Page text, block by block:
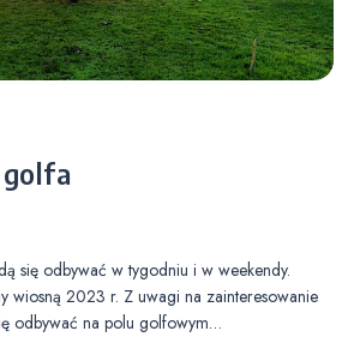
się odbywać w tygodniu i w weekendy.
wiosną 2023 r. Z uwagi na zainteresowanie
odbywać na polu golfowym…